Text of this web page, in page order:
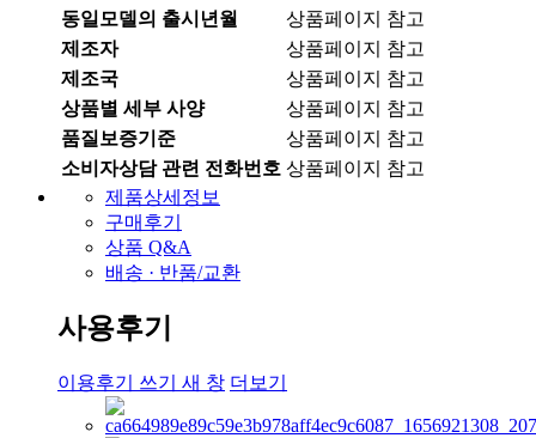
동일모델의 출시년월
상품페이지 참고
제조자
상품페이지 참고
제조국
상품페이지 참고
상품별 세부 사양
상품페이지 참고
품질보증기준
상품페이지 참고
소비자상담 관련 전화번호 상품페이지 참고
제품상세정보
구매후기
상품 Q&A
배송 · 반품/교환
사용후기
이용후기 쓰기 새 창 더보기